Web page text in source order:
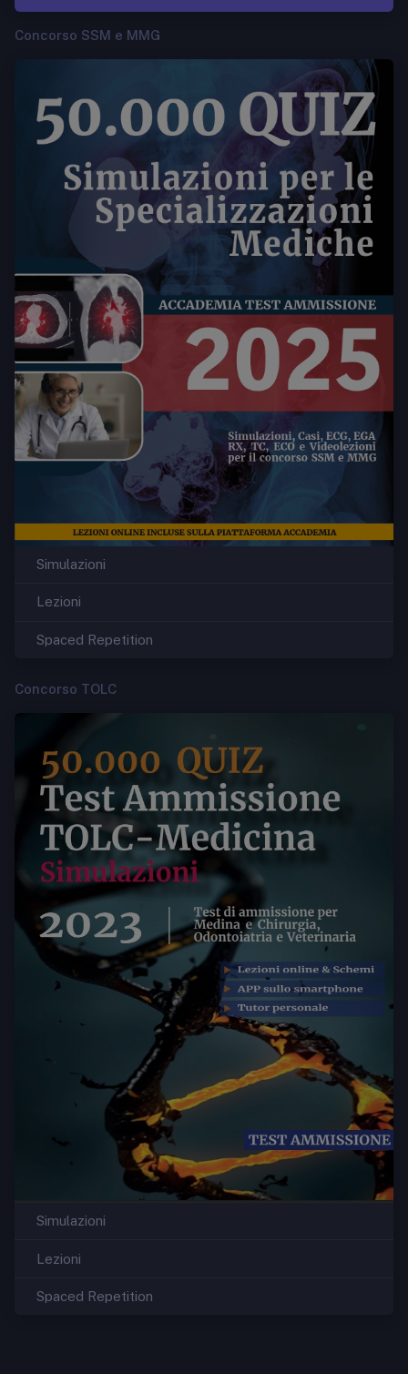
Concorso SSM e MMG
Simulazioni
Lezioni
Spaced Repetition
Concorso TOLC
Simulazioni
Lezioni
Spaced Repetition